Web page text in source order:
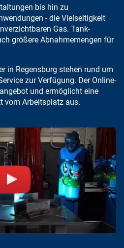
bis hin zu
- die Vielseitigkeit
Gas. Tank-
größere Abnahmemengen für
in Regensburg stehen rund um
zur Verfügung. Der Online-
und ermöglicht eine
vom Arbeitsplatz aus.